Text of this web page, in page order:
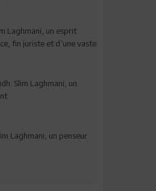
Laghmani, un esprit
fin juriste et d’une vaste
Slim Laghmani, un
Laghmani, un penseur